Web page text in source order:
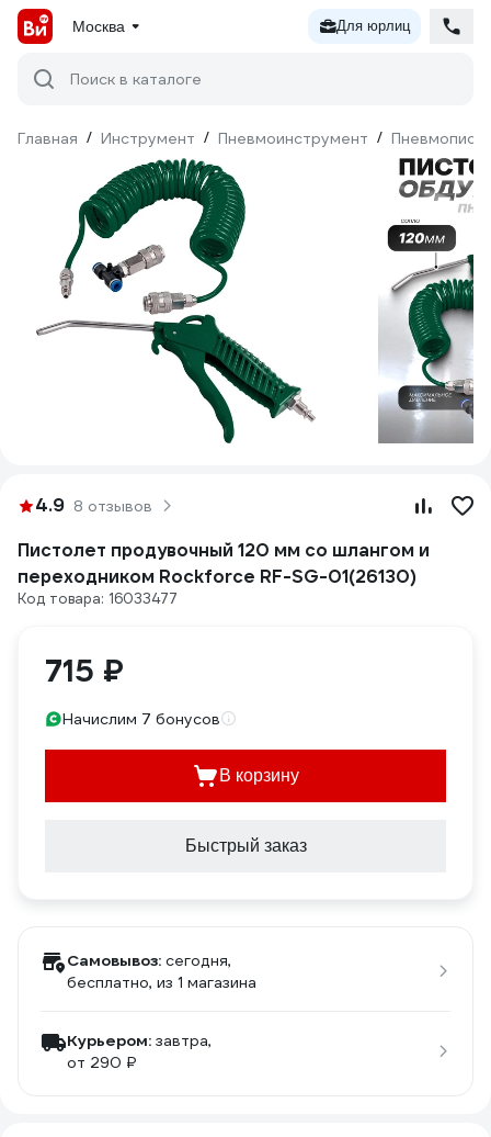
Москва Для юрлиц
Поиск в каталоге
Главная / Инструмент / Пневмоинструмент /
4.9 8 отзывов
Пистолет продувочный 120 мм со шлангом и
переходником Rockforce RF-SG-01(26130)
Код товара: 16033477
715 ₽
Начислим 7 бонусов
В корзину
Быстрый заказ
Самовывоз: сегодня,
бесплатно, из 1 магазина
Курьером: завтра,
от 290 ₽